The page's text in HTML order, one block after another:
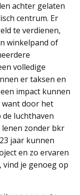
achter gelaten
centrum. Er
te verdienen,
winkelpand of
volledige
er taksen en
impact kunnen
want door het
luchthaven
lenen zonder bkr
jaar kunnen
en zo ervaren
je genoeg op